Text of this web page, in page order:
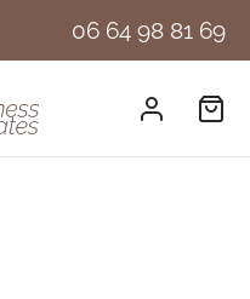
06 64 98 81 69